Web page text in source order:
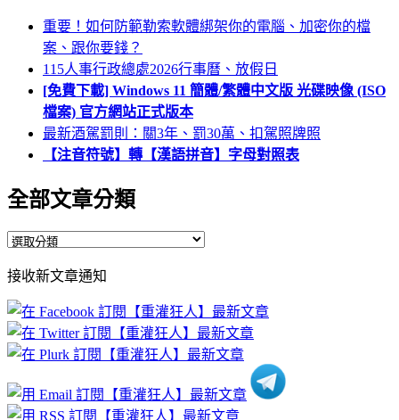
重要！如何防範勒索軟體綁架你的電腦、加密你的檔
案、跟你要錢？
115人事行政總處2026行事曆、放假日
[免費下載] Windows 11 簡體/繁體中文版 光碟映像 (ISO
檔案) 官方網站正式版本
最新酒駕罰則：關3年、罰30萬、扣駕照牌照
【注音符號】轉【漢語拼音】字母對照表
全部文章分類
全
文
章
分
類
接收新文章通知